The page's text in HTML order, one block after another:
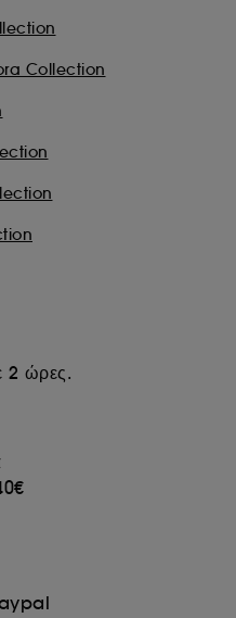
Collection
2 ώρες.